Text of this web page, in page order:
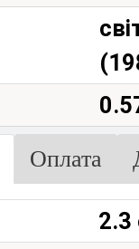
Оплата
2.3